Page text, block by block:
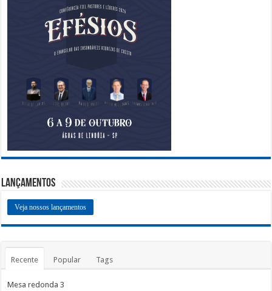
Lançamentos
Veja nossos lançamentos
Recente Popular Tags
Mesa redonda 3